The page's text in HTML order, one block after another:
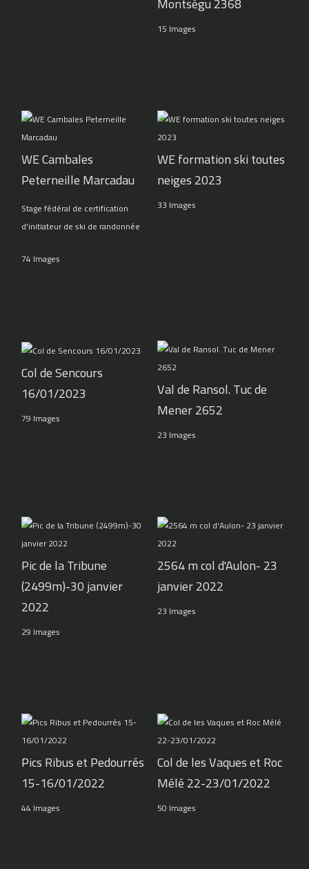
15 Images
WE Cambales
Peterneille Marcadau
Stage fédéral de certification
d'initiateur de ski de randonnée
74 Images
WE formation ski toutes
neiges 2023
33 Images
Col de Sencours
16/01/2023
79 Images
Val de Ransol. Tuc de
Mener 2652
23 Images
Pic de la Tribune
(2499m)-30 janvier
2022
29 Images
2564 m col d'Aulon- 23
janvier 2022
23 Images
Pics Ribus et Pedourrés
15-16/01/2022
44 Images
Col de les Vaques et Roc
Mélé 22-23/01/2022
50 Images